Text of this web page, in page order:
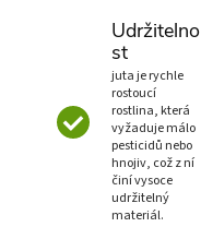
Udržitelno
st
juta je rychle
rostoucí
rostlina, která
vyžaduje málo
pesticidů nebo
hnojiv, což z ní
činí vysoce
udržitelný
materiál.